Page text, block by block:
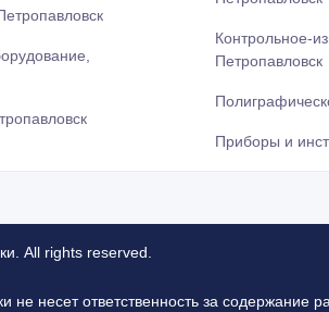
Контрольное-
Петропавловск
Приборы и
All rights reserved.
не несет ответственность за содержание